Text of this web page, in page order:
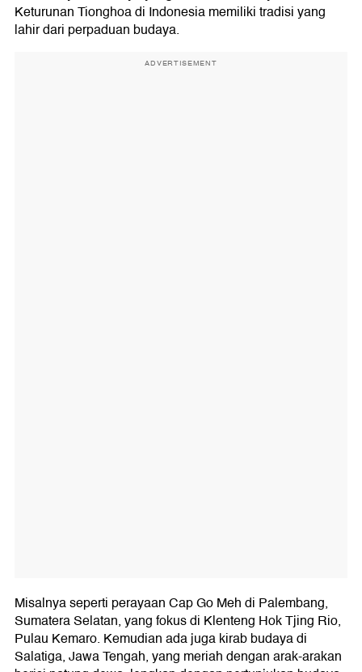
Keturunan Tionghoa di Indonesia memiliki tradisi yang
lahir dari perpaduan budaya.
ADVERTISEMENT
Misalnya seperti perayaan Cap Go Meh di Palembang,
Sumatera Selatan, yang fokus di Klenteng Hok Tjing Rio,
Pulau Kemaro. Kemudian ada juga kirab budaya di
Salatiga, Jawa Tengah, yang meriah dengan arak-arakan